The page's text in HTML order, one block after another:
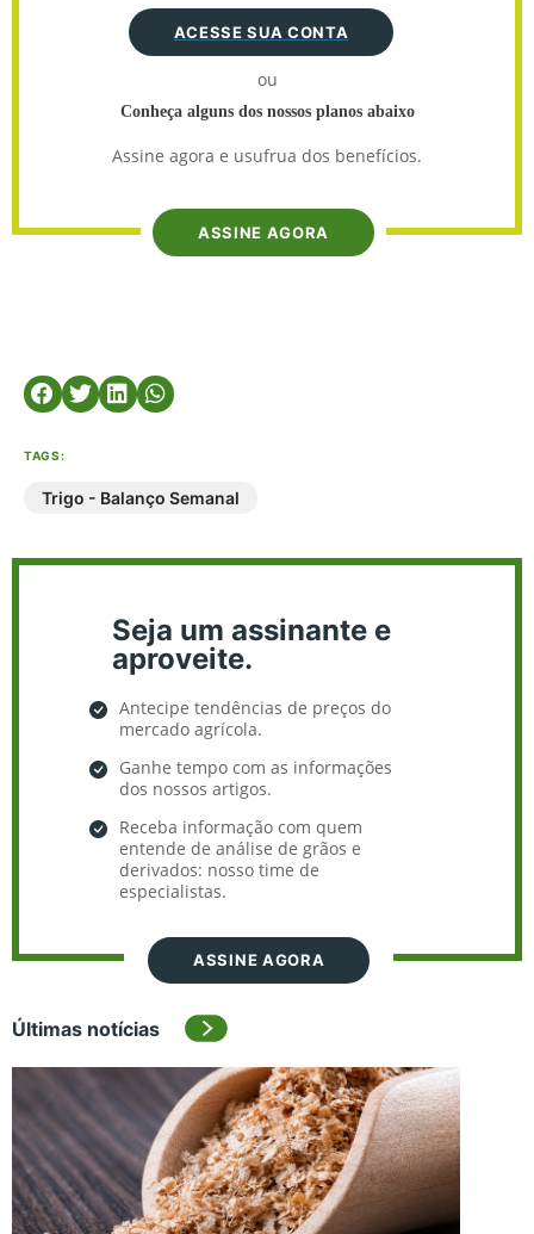
ACESSE SUA CONTA
ou
Conheça alguns dos nossos planos abaixo
Assine agora e usufrua dos benefícios.
ASSINE AGORA
TAGS:
Trigo - Balanço Semanal
Seja um assinante e
aproveite.
Antecipe tendências de preços do
mercado agrícola.
Ganhe tempo com as informações
dos nossos artigos.
Receba informação com quem
entende de análise de grãos e
derivados: nosso time de
especialistas.
ASSINE AGORA
Últimas notícias